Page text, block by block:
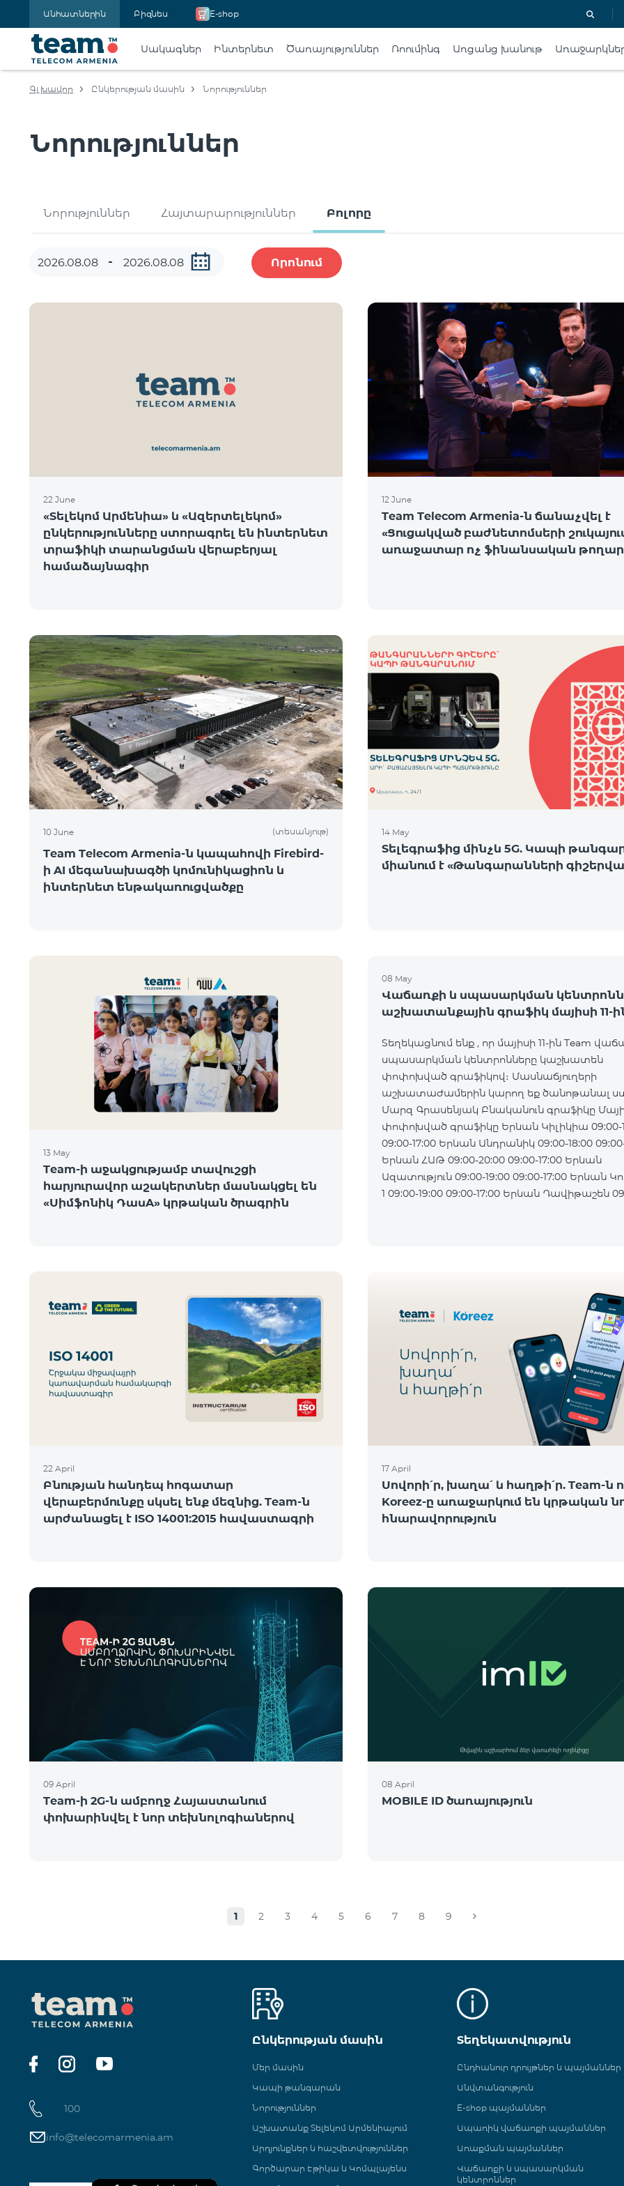
Անհատներին Բիզնես E-shop
Սակագներ Ինտերնետ Ծառայություններ Ռոումինգ Առցանց խանութ
Գլխավոր Ընկերության մասին Նորություններ
Նորություններ
Նորություններ Հայտարարություններ Բոլորը
Որոնում
22 June
«Տելեկոմ Արմենիա» և «Ազերտելեկոմ»
ընկերությունները ստորագրել են ինտերնետ
տրաֆիկի տարանցման վերաբերյալ
համաձայնագիր
12 June
Team Telecom Armenia-ն ճանաչվել է
«Ցուցակված բաժնետոմսերի
առաջատար ոչ ֆինանսական
10 June (տեսանյութ)
Team Telecom Armenia-ն կապահովի Firebird-
ի AI մեգանախագծի կոմունիկացիոն և
ինտերնետ ենթակառուցվածքը
14 May
Տելեգրաֆից մինչև 5G. Կապի
միանում է «Թանգարանների
13 May
Team-ի աջակցությամբ տավուշցի
հարյուրավոր աշակերտներ մասնակցել են
«Սիմֆոնիկ ԴասA» կրթական ծրագրին
08 May
Վաճառքի և սպասարկման
աշխատանքային գրաֆիկ մայիսի 11-
Տեղեկացնում ենք , որ մայիսի 11-ին Team
սպասարկման կենտրոնները կաշխատեն
փոփոխված գրաֆիկով։ Մասնաճյուղերի
աշխատաժամերին կարող եք ծանոթանալ
Մարզ Գրասենյակ Բնականուն գրաֆիկը
փոփոխված գրաֆիկը Երևան Կիլիկիա 09:00-18:00
09:00-17:00 Երևան Անդրանիկ 09:00-18:00 09:00-17:00
Երևան ՀԱԹ 09:00-20:00 09:00-17:00 Երևան
Ազատություն 09:00-19:00 09:00-17:00 Երևան Կոմիտաս
1 09:00-19:00 09:00-17:00 Երևան Դավիթաշեն 09:00-
22 April
Բնության հանդեպ հոգատար
վերաբերմունքը սկսել ենք մեզնից. Team-ն
արժանացել է ISO 14001:2015 հավաստագրի
17 April
Սովորի՛ր, խաղա՛ և հաղթի՛ր. Team-ն
Koreez-ը առաջարկում են կրթական
հնարավորություն
09 April
Team-ի 2G-ն ամբողջ Հայաստանում
փոխարինվել է նոր տեխնոլոգիաներով
08 April
MOBILE ID ծառայություն
1 2 3 4 5 6 7 8 9
100
info@telecomarmenia.am
Ընկերության մասին
Մեր մասին
Կապի թանգարան
Նորություններ
Աշխատանք Տելեկոմ Արմենիայում
Արդյունքներ և հաշվետվություններ
Գործարար Էթիկա և Կոմպլայենս
Տեղեկատվություն
Ընդհանուր դրույթներ և պայմաններ
Անվտանգություն
E-shop պայմաններ
Ապառիկ վաճառքի պայմաններ
Առաքման պայմաններ
Վաճառքի և սպասարկման
կենտրոններ